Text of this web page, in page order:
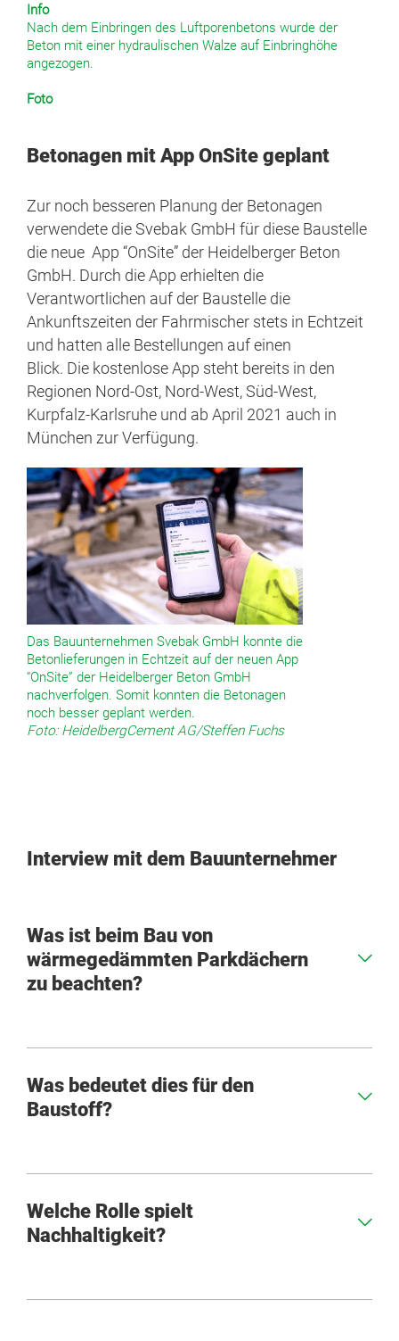
Info
Nach dem Einbringen des Luftporenbetons wurde der
Beton mit einer hydraulischen Walze auf Einbringhöhe
angezogen.
Foto
Betonagen mit App OnSite geplant
Zur noch besseren Planung der Betonagen
verwendete die Svebak GmbH für diese Baustelle
die neue App “OnSite” der Heidelberger Beton
GmbH. Durch die App erhielten die
Verantwortlichen auf der Baustelle die
Ankunftszeiten der Fahrmischer stets in Echtzeit
und hatten alle Bestellungen auf einen
Blick. Die kostenlose App steht bereits in den
Regionen Nord-Ost, Nord-West, Süd-West,
Kurpfalz-Karlsruhe und ab April 2021 auch in
München zur Verfügung.
Das Bauunternehmen Svebak GmbH konnte die
Betonlieferungen in Echtzeit auf der neuen App
“OnSite” der Heidelberger Beton GmbH
nachverfolgen. Somit konnten die Betonagen
noch besser geplant werden.
Foto: HeidelbergCement AG/Steffen Fuchs
Interview mit dem Bauunternehmer
Was ist beim Bau von
wärmegedämmten Parkdächern
zu beachten?
Was bedeutet dies für den
Baustoff?
Welche Rolle spielt
Nachhaltigkeit?